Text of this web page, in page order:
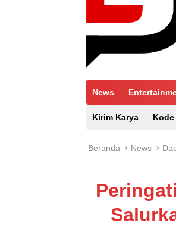
News
Kirim Karya
Beranda News